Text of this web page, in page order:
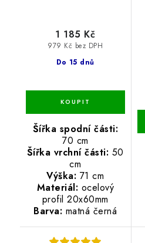
Do 15 dnů
979 Kč bez DPH
1 185 Kč
Šířka spodní části:
70 cm
Šířka vrchní části: 50
cm
Výška: 71 cm
Materiál: ocelový
profil 20x60mm
Barva: matná černá